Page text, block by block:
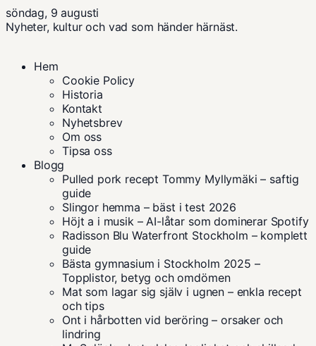
söndag, 9 augusti
Nyheter, kultur och vad som händer härnäst.
Hem
Cookie Policy
Historia
Kontakt
Nyhetsbrev
Om oss
Tipsa oss
Blogg
Pulled pork recept Tommy Myllymäki – saftig
guide
Slingor hemma – bäst i test 2026
Höjt a i musik – AI-låtar som dominerar Spotify
Radisson Blu Waterfront Stockholm – komplett
guide
Bästa gymnasium i Stockholm 2025 –
Topplistor, betyg och omdömen
Mat som lagar sig själv i ugnen – enkla recept
och tips
Ont i hårbotten vid beröring – orsaker och
lindring